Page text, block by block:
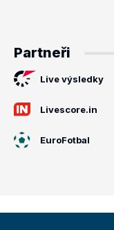
Partneři
Live výsledky
Livescore.in
EuroFotbal